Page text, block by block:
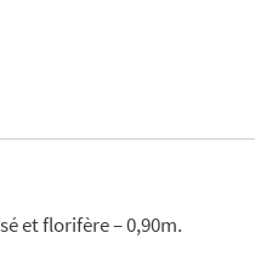
et florifère – 0,90m.